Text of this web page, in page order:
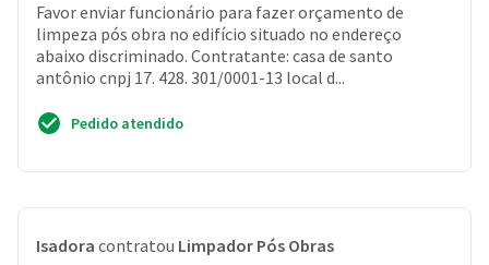
Favor enviar funcionário para fazer orçamento de
limpeza pós obra no edifício situado no endereço
abaixo discriminado. Contratante: casa de santo
antônio cnpj 17. 428. 301/0001-13 local d...
Pedido atendido
Isadora contratou Limpador Pós Obras